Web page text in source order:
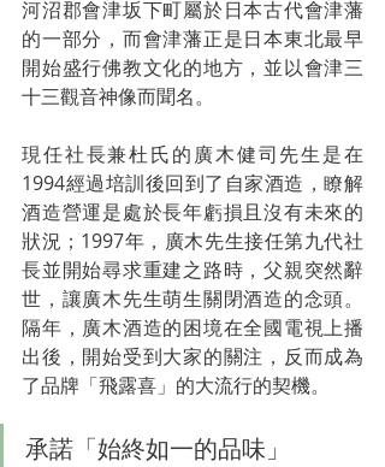
河沼郡會津坂下町屬於日本古代會津藩
的一部分，而會津藩正是日本東北最早
開始盛行佛教文化的地方 ，並以會津三
十三觀音神像而聞名。
現任社長兼杜氏的廣木健司先生是在
1994經過培訓後回到了自家酒造，瞭解
酒造營運是處於長年虧損且沒有未來的
狀況；1997年，廣木先生接任第九代社
長並開始尋求重建之路時，父親突然辭
世，讓廣木先生萌生關閉酒造的念頭。
隔年，廣木酒造的困境在全國電視上播
出後，開始受到大家的關注，反而成為
了品牌「飛露喜」的大流行的契機。
承諾「始終如一的品味」